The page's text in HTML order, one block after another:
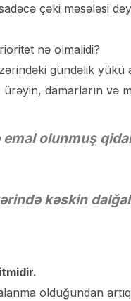
çəki məsələsi
nə olmalidi?
gündəlik yükü
damarların və
olunmuş
kəskin
olduğundan